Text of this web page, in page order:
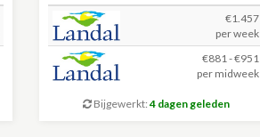
€1.457
per week
€881 - €951
per midweek
Bijgewerkt: 4 dagen geleden